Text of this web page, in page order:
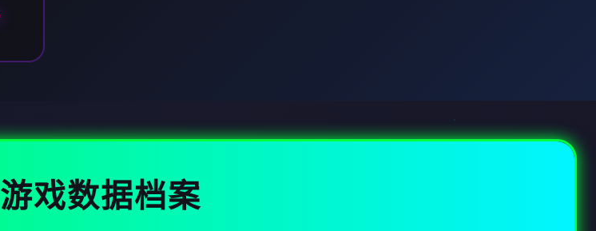
游戏数据档案